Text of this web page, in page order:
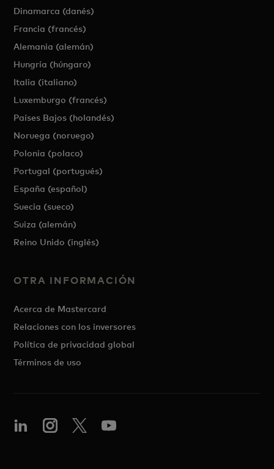
Dinamarca (danés)
Francia (francés)
Alemania (alemán)
Hungría (húngaro)
Italia (italiano)
Luxemburgo (francés)
Países Bajos (holandés)
Noruega (noruego)
Polonia (polaco)
Portugal (portugués)
España (español)
Suecia (sueco)
Suiza (alemán)
Reino Unido (inglés)
OTRA INFORMACIÓN
Acerca de Mastercard
Relaciones con los inversores
Política de privacidad global
Términos de uso